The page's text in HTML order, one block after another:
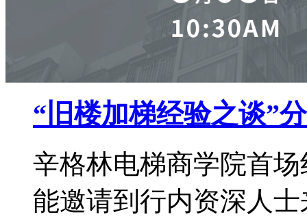
“旧楼加梯经验之谈”
辛格林电梯商学院首
能邀请到行内资深人